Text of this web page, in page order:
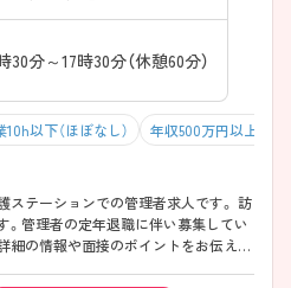
30分～17時30分（休憩60分）
10h以下（ほぼなし） 年収500万円以上可
ステーションでの管理者求人です。 訪
。管理者の定年退職に伴い募集してい
細の情報や面接のポイントをお伝えし